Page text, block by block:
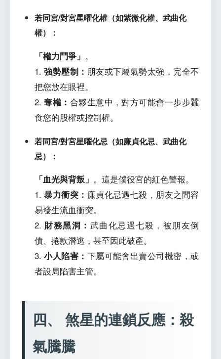
若同宮/對宮星曜化權（如紫微化權、武曲化
權）：
「權力鬥爭」 。
1.強勢壓制： 朋友或下屬氣勢太強，完全不
把您放在眼裡。
2.奪權： 合夥生意中，對方可能會一步步蠶
食您的股權或控制權。
若同宮/對宮星曜化忌（如廉貞化忌、武曲化
忌）：
「血光與背叛」 。這是僕役宮的紅色警報。
1.暴力衝突： 廉貞化忌遇七殺，朋友之間容
易發生流血衝突。
2. 財務黑洞： 武曲化忌遇七殺，被朋友倒
債、捲款潛逃，甚至因此破產。
3.小人陷害： 下屬可能會出賣公司機密，或
者設局陷害主管。
四、 煞星的連鎖反應：殺
氣騰騰